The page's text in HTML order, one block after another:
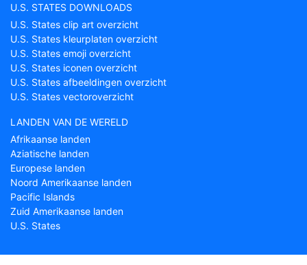
U.S. STATES DOWNLOADS
U.S. States clip art overzicht
U.S. States kleurplaten overzicht
U.S. States emoji overzicht
U.S. States iconen overzicht
U.S. States afbeeldingen overzicht
U.S. States vectoroverzicht
LANDEN VAN DE WERELD
Afrikaanse landen
Aziatische landen
Europese landen
Noord Amerikaanse landen
Pacific Islands
Zuid Amerikaanse landen
U.S. States